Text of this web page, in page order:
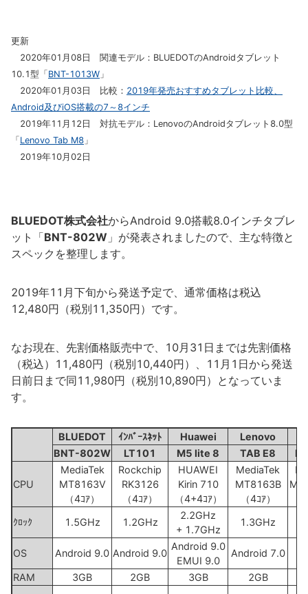
更新
2020年01月08日 関連モデル：BLUEDOTのAndroidタブレット
10.1型「 BNT-1013W 」
2020年01月03日 比較： 2019年発売おすすめタブレット比較、
Android及びiOS搭載の7～8インチ
2019年11月12日 対抗モデル：LenovoのAndroidタブレット8.0型
「 Lenovo Tab M8 」
2019年10月02日
BLUEDOT株式会社からAndroid 9.0搭載8.0インチタブレ
ット「BNT-802W 」が発表されましたので、主な特徴と
スペックを整理します。
2019年11月下旬から発送予定で、通常価格は税込
12,480円（税別11,350円）です。
なお現在、先割価格販売中で、10月31日までは先割価格
（税込）11,480円（税別10,440円）、11月1日から発送
日前日まで同11,980円（税別10,890円）となっていま
す。
BLUEDOT ｲﾝﾊﾞｰｽﾈｯﾄ Huawei Lenovo
BNT-802W
LT101 M5 lite 8 TAB E8
CPU
MediaTek
MT8163V
（4ｺｱ）
Rockchip
RK3126
（4ｺｱ）
HUAWEI
Kirin 710
（4+4ｺｱ）
MediaTek
MT8163B
（4ｺｱ）
ｸﾛｯｸ
1.5GHz 1.2GHz
2.2GHz
+ 1.7GHz
1.3GHz
OS Android 9.0 Android 9.0
Android 9.0
EMUI 9.0
Android 7.0
RAM 3GB 2GB 3GB 2GB